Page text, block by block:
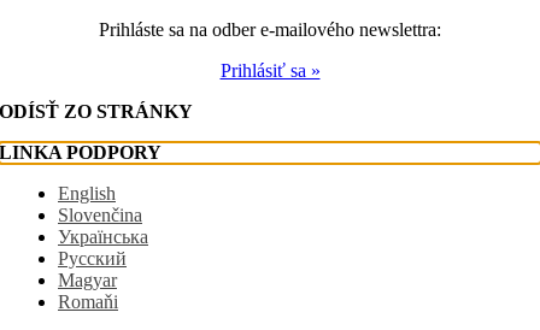
Prihláste sa na odber e-mailového newslettra:
Prihlásiť sa »
ODÍSŤ ZO STRÁNKY
LINKA PODPORY
English
Slovenčina
Українська
Русский
Magyar
Romaňi